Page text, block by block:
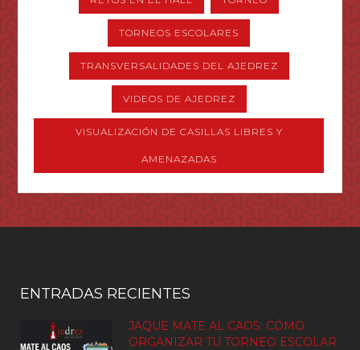
TORNEOS ESCOLARES
TRANSVERSALIDADES DEL AJEDREZ
VIDEOS DE AJEDREZ
VISUALIZACIÓN DE CASILLAS LIBRES Y
AMENAZADAS
ENTRADAS RECIENTES
JAQUE MATE AL CAOS: CÓMO
ORGANIZAR TU TORNEO ESCOLAR